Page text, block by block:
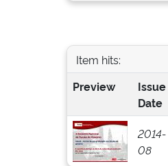
Item hits:
Preview
Issue
Date
2014-
08